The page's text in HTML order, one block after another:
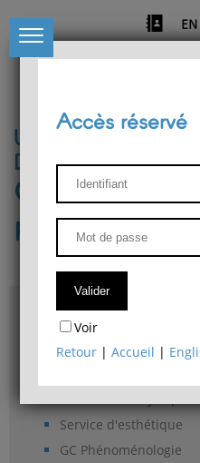
EN
Université de Liège
Département de
Centre de
Accès & plans
Bibliothèque du
Service d'esthétique
GC Phénoménologie
Accès réservé
Voir
Retour |Accueil |